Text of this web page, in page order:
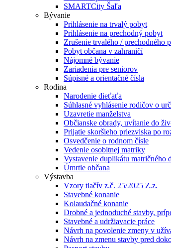
SMARTCity Šaľa
Bývanie
Prihlásenie na trvalý pobyt
Prihlásenie na prechodný pobyt
Zrušenie trvalého / prechodného
Pobyt občana v zahraničí
Nájomné bývanie
Zariadenia pre seniorov
Súpisné a orientačné čísla
Rodina
Narodenie dieťaťa
Súhlasné vyhlásenie rodičov o
Uzavretie manželstva
Občianske obrady, uvítanie do
Prijatie skoršieho priezviska po
Osvedčenie o rodnom čísle
Vedenie osobitnej matriky
Vystavenie duplikátu matričného
Úmrtie občana
Výstavba
Vzory tlačív z.č. 25/2025 Z.z.
Stavebné konanie
Kolaudačné konanie
Drobné a jednoduché stavby,
Stavebné a udržiavacie práce
Návrh na povolenie zmeny v
Návrh na zmenu stavby pred